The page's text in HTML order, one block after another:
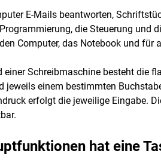
E-Mails beantworten,
die Steuerung und
Computer, das Notebook und für
einer Schreibmaschine besteht die
jeweils einem bestimmten
erfolgt die jeweilige Eingabe.
hat eine